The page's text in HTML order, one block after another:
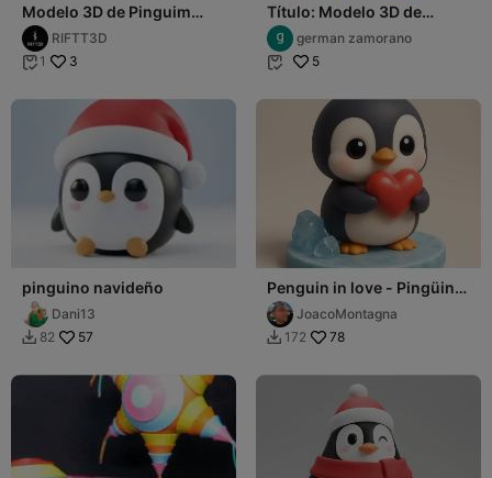
Modelo 3D de Pinguim
Kawaii com Gorro de Natal
RIFTT3D
 1 3
Título: Modelo 3D de
Pingüino Kawaii – Listo
para Impresión
german zamorano
 5
pinguino navideño
Dani13
 82 57
Penguin in love - Pingüino
enamorado
JoacoMontagna
 172 78